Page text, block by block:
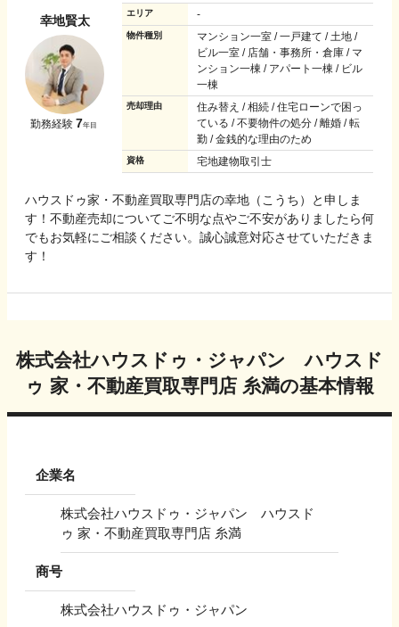
幸地賢太
勤務経験 7年目
エリア -
物件種別
マンション一室 / 一戸建て / 土地 /
ビル一室 / 店舗・事務所・倉庫 / マ
ンション一棟 / アパート一棟 / ビル
一棟
売却理由
住み替え / 相続 / 住宅ローンで困っ
ている / 不要物件の処分 / 離婚 / 転
勤 / 金銭的な理由のため
資格 宅地建物取引士
ハウスドゥ家・不動産買取専門店の幸地（こうち）と申しま
す！不動産売却についてご不明な点やご不安がありましたら何
でもお気軽にご相談ください。誠心誠意対応させていただきま
す！
株式会社ハウスドゥ・ジャパン ハウスド
ゥ 家・不動産買取専門店 糸満の基本情報
企業名
株式会社ハウスドゥ・ジャパン ハウスド
ゥ 家・不動産買取専門店 糸満
商号
株式会社ハウスドゥ・ジャパン